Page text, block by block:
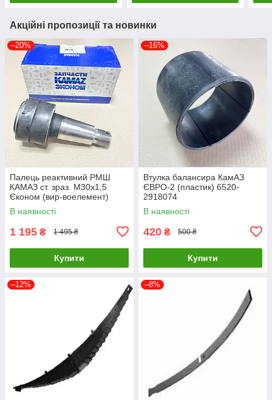
Акційні пропозиції та новинки
–20%
Палець реактивний РМШ
КАМАЗ ст. зраз. М30х1,5
Єконом (вир-воелемент)
5511-2919026-15-01
В наявності
1 195 ₴ 1 495 ₴
Купити
–16%
Втулка балансира КамАЗ
ЄВРО-2 (пластик) 6520-
2918074
В наявності
420 ₴ 500 ₴
Купити
–12% –8%